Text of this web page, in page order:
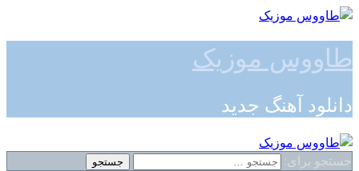
طاووس موزیک
دانلود آهنگ جدید
جستجو برای: